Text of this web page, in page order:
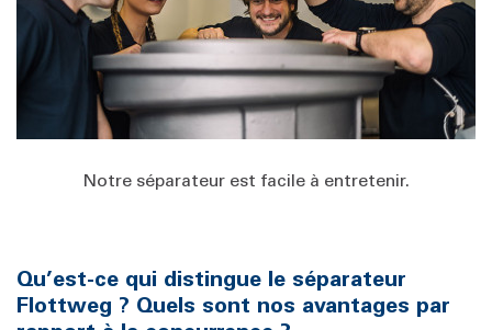
Notre séparateur est facile à entretenir.
Qu’est-ce qui distingue le séparateur
Flottweg ? Quels sont nos avantages par